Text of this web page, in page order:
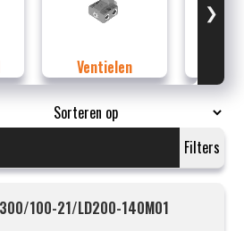
Ventielen
❯
Filters
100-21/LD200-140M01